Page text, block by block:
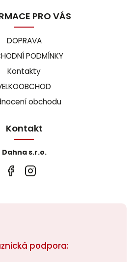
podpora:
PRO VÁS
DOPRAVA
PODMÍNKY
Kontakty
obchodu
Kontakt
Dahna s.r.o.